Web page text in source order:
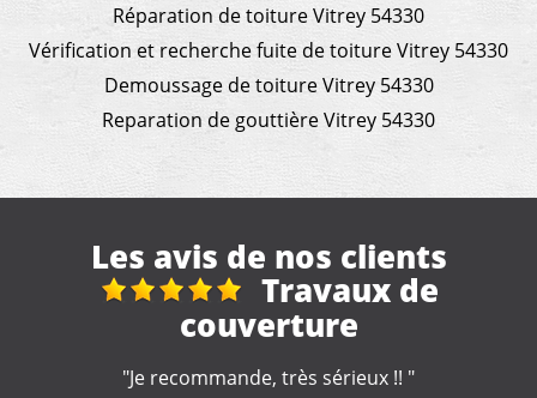
Réparation de toiture Vitrey 54330
Vérification et recherche fuite de toiture Vitrey 54330
Demoussage de toiture Vitrey 54330
Reparation de gouttière Vitrey 54330
Les avis de nos clients
reparation toiture
"Très bonne entreprise, intervention rapide et soignée,
professionnel à votre écoute . Je recommande "